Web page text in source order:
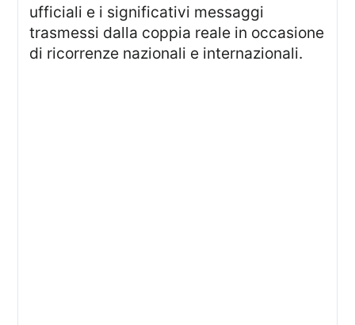
ufficiali e i significativi messaggi
trasmessi dalla coppia reale in occasione
di ricorrenze nazionali e internazionali.